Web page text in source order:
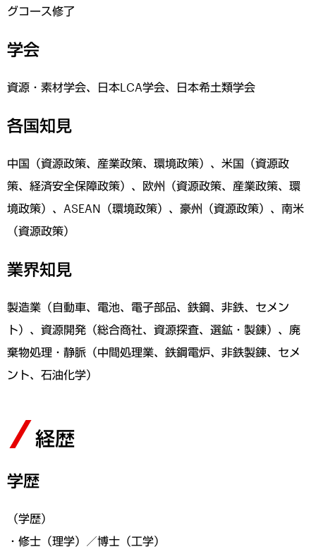
グコース修了
学会
資源・素材学会、日本LCA学会、日本希土類学会
各国知見
中国（資源政策、産業政策、環境政策）、米国（資源政
策、経済安全保障政策）、欧州（資源政策、産業政策、環
境政策）、ASEAN（環境政策）、豪州（資源政策）、南米
（資源政策）
業界知見
製造業（自動車、電池、電子部品、鉄鋼、非鉄、セメン
ト）、資源開発（総合商社、資源探査、選鉱・製錬）、廃
棄物処理・静脈（中間処理業、鉄鋼電炉、非鉄製錬、セメ
ント、石油化学）
経歴
学歴
（学歴）
・修士（理学）／博士（工学）